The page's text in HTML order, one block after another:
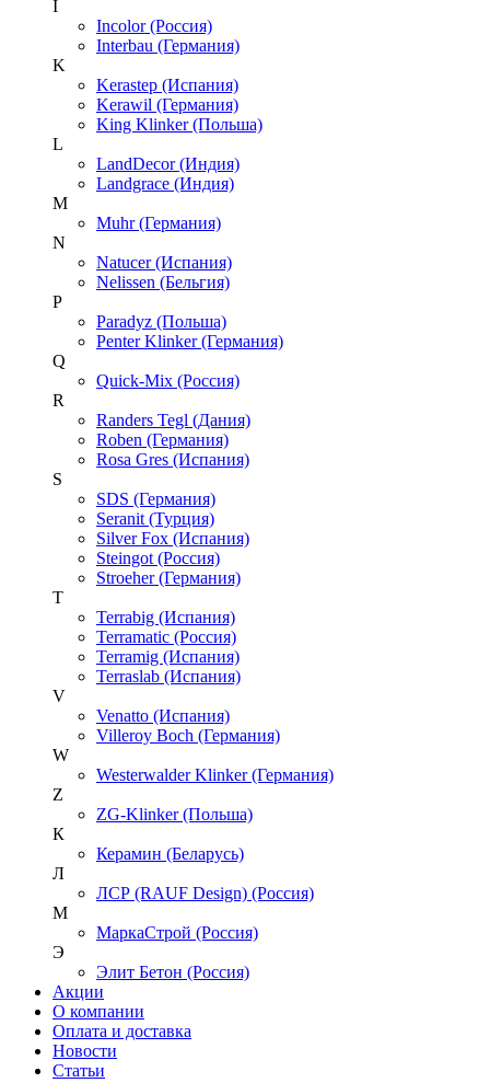
I
Incolor (Россия)
Interbau (Германия)
K
Kerastep (Испания)
Kerawil (Германия)
King Klinker (Польша)
L
LandDecor (Индия)
Landgrace (Индия)
M
Muhr (Германия)
N
Natucer (Испания)
Nelissen (Бельгия)
P
Paradyz (Польша)
Penter Klinker (Германия)
Q
Quick-Mix (Россия)
R
Randers Tegl (Дания)
Roben (Германия)
Rosa Gres (Испания)
S
SDS (Германия)
Seranit (Турция)
Silver Fox (Испания)
Steingot (Россия)
Stroeher (Германия)
T
Terrabig (Испания)
Terramatic (Россия)
Terramig (Испания)
Terraslab (Испания)
V
Venatto (Испания)
Villeroy Boch (Германия)
W
Westerwalder Klinker (Германия)
Z
ZG-Klinker (Польша)
К
Керамин (Беларусь)
Л
ЛСР (RAUF Design) (Россия)
М
МаркаСтрой (Россия)
Э
Элит Бетон (Россия)
Акции
О компании
Оплата и доставка
Новости
Статьи